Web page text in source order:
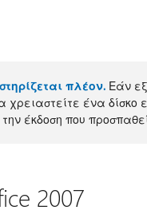
πλέον. Εάν
ένα δίσκο
έκδοση που
2007